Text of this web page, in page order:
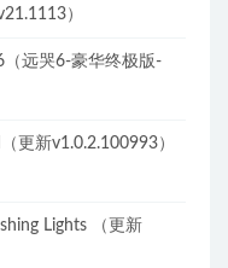
）
远哭6-豪华终极版-
更新v1.0.2.100993）
Lights （更新